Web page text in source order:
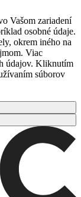
Vašom zariadení
osobné údaje.
okrem iného na
Viac
údajov. Kliknutím
súborov